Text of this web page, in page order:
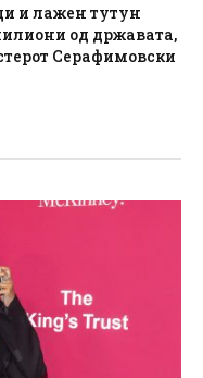
и лажен тутун
од државата,
Серафимовски